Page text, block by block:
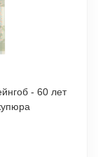
- 60 лет
купюра